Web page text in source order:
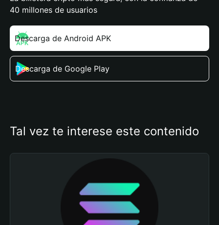
40 millones de usuarios
Descarga de Android APK
Descarga de Google Play
Tal vez te interese este contenido